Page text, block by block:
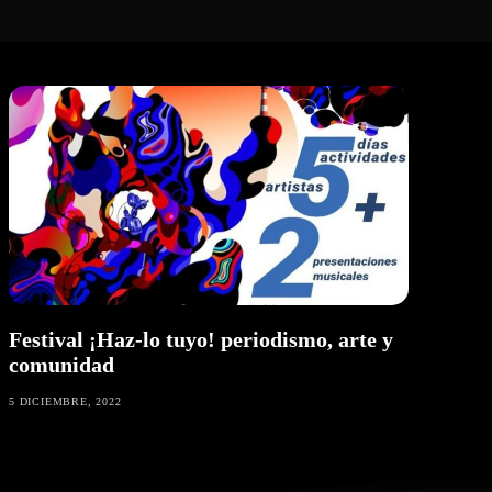
Festival ¡Haz-lo tuyo! periodismo, arte y
comunidad
5 DICIEMBRE, 2022